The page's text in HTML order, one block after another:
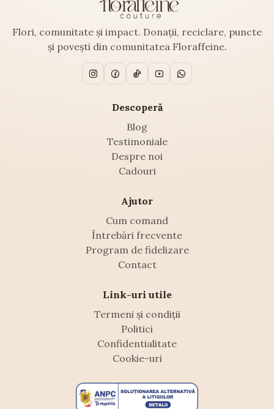
Flori, comunitate și impact. Donații, reciclare, puncte
și povești din comunitatea Floraffeine.
Descoperă
Blog
Testimoniale
Despre noi
Cadouri
Ajutor
Cum comand
Întrebări frecvente
Program de fidelizare
Contact
Link-uri utile
Termeni și condiții
Politici
Confidentialitate
Cookie-uri